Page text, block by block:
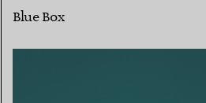
Blue Box